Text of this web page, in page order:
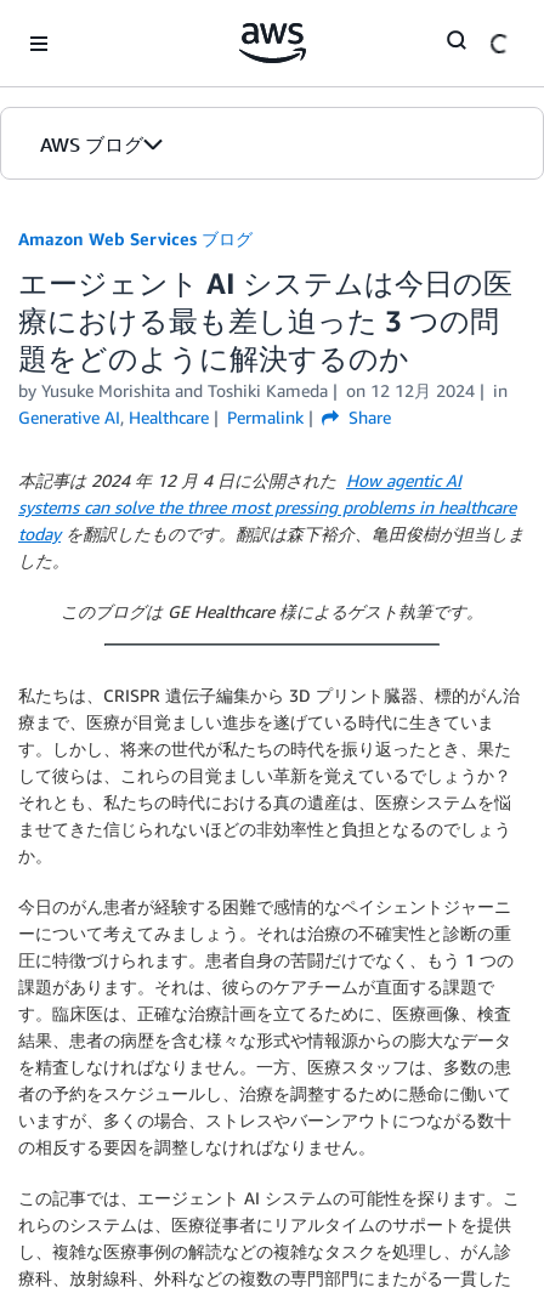
AWS ブログ
カテゴリ
エディション
Amazon Web Services ブログ
エージェント AI システムは今日の医
療における最も差し迫った 3 つの問
題をどのように解決するのか
by Yusuke Morishita and Toshiki Kameda on 12 12月 2024
in
Generative AI, Healthcare Permalink Share
本記事は 2024 年 12 月 4 日に公開された How agentic AI
systems can solve the three most pressing problems in healthcare
todayを翻訳したものです。翻訳は森下裕介、亀田俊樹が担当しま
した。
このブログは GE Healthcare 様によるゲスト執筆です。
私たちは、CRISPR 遺伝子編集から 3D プリント臓器、標的がん治
療まで、医療が目覚ましい進歩を遂げている時代に生きていま
す。しかし、将来の世代が私たちの時代を振り返ったとき、果た
して彼らは、これらの目覚ましい革新を覚えているでしょうか？
それとも、私たちの時代における真の遺産は、医療システムを悩
ませてきた信じられないほどの非効率性と負担となるのでしょう
か。
今日のがん患者が経験する困難で感情的なペイシェントジャーニ
ーについて考えてみましょう。それは治療の不確実性と診断の重
圧に特徴づけられます。患者自身の苦闘だけでなく、もう 1 つの
課題があります。それは、彼らのケアチームが直面する課題で
す。臨床医は、正確な治療計画を立てるために、医療画像、検査
結果、患者の病歴を含む様々な形式や情報源からの膨大なデータ
を精査しなければなりません。一方、医療スタッフは、多数の患
者の予約をスケジュールし、治療を調整するために懸命に働いて
いますが、多くの場合、ストレスやバーンアウトにつながる数十
の相反する要因を調整しなければなりません。
この記事では、エージェント AI システムの可能性を探ります。こ
れらのシステムは、医療従事者にリアルタイムのサポートを提供
し、複雑な医療事例の解読などの複雑なタスクを処理し、がん診
療科、放射線科、外科などの複数の専門部門にまたがる一貫した